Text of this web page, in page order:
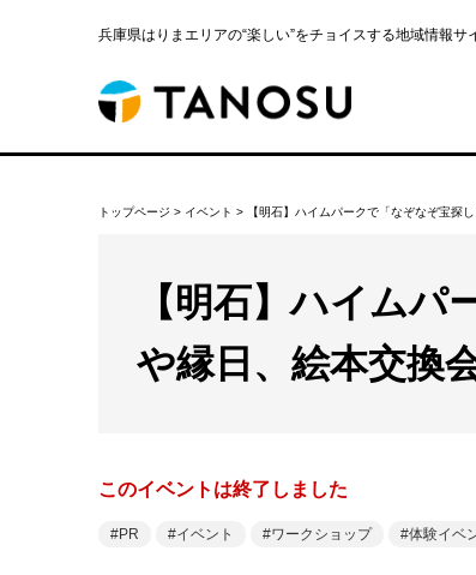
兵庫県はりまエリアの“楽しい”をチョイスする地域情報サ
トップページ > イベント > 【明石】ハイムパークで「なぞなぞ宝探
【明石】ハイム
や縁日、絵本交換
このイベントは終了しました
PR イベント ワークショップ 体験イベ